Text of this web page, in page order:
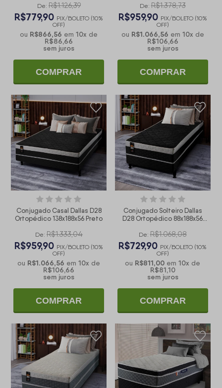
De: R$1.126,39
R$779,90 PIX/BOLETO (10%
OFF)
ou R$866,56 em10x de
R$86,66
sem juros
COMPRAR
De: R$1.378,73
R$959,90 PIX/BOLETO (10%
OFF)
ou R$1.066,56 em 10x de
R$106,66
sem juros
COMPRAR
Conjugado Casal Dallas D28
Ortopédico 138x188x56 Preto
De: R$1.333,04
R$959,90 PIX/BOLETO (10%
OFF)
ou R$1.066,56 em10x de
R$106,66
sem juros
COMPRAR
Conjugado Solteiro Dallas
D28 Ortopédico 88x188x56
De: R$1.068,08
R$729,90 PIX/BOLETO (10%
OFF)
ou R$811,00 em10x de
R$81,10
sem juros
COMPRAR